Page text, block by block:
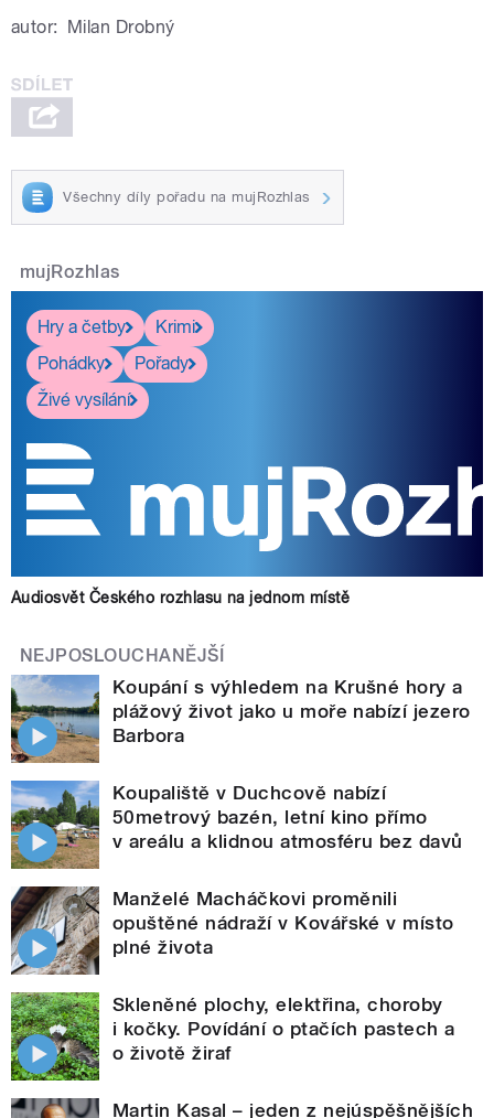
autor: Milan Drobný
Všechny díly pořadu na mujRozhlas
mujRozhlas
Hry a četby
Krimi
Pohádky
Pořady
Živé vysílání
Audiosvět Českého rozhlasu na jednom místě
NEJPOSLOUCHANĚJŠÍ
Koupání s výhledem na Krušné hory a
plážový život jako u moře nabízí jezero
Barbora
Koupaliště v Duchcově nabízí
50metrový bazén, letní kino přímo
v areálu a klidnou atmosféru bez davů
Manželé Macháčkovi proměnili
opuštěné nádraží v Kovářské v místo
plné života
Skleněné plochy, elektřina, choroby
i kočky. Povídání o ptačích pastech a
o životě žiraf
Martin Kasal – jeden z nejúspěšnějších